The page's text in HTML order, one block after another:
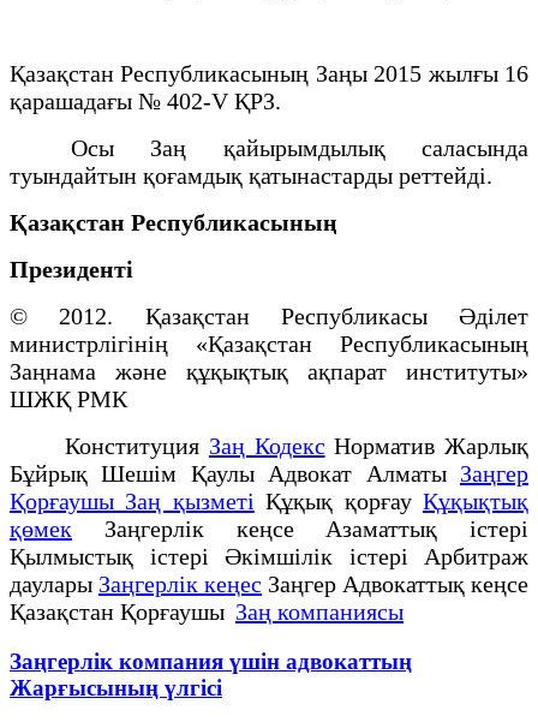
Қазақстан Республикасының Заңы 2015 жылғы 16
қарашадағы № 402-V ҚРЗ.
Осы Заң қайырымдылық саласында
туындайтын қоғамдық қатынастарды реттейді.
Қазақстан Республикасының
Президенті
© 2012. Қазақстан Республикасы Әділет
министрлігінің «Қазақстан Республикасының
Заңнама және құқықтық ақпарат институты»
ШЖҚ РМК
Конституция Заң Кодекс Норматив Жарлық
Бұйрық Шешім Қаулы Адвокат Алматы Заңгер
Қорғаушы Заң қызметі Құқық қорғауҚұқықтық
қөмек Заңгерлік кеңсе Азаматтық істері
Қылмыстық істері Әкімшілік істері Арбитраж
даулары Заңгерлік кеңес Заңгер Адвокаттық кеңсе
Қазақстан Қорғаушы Заң компаниясы
Заңгерлік компания үшін адвокаттың
Жарғысының үлгісі